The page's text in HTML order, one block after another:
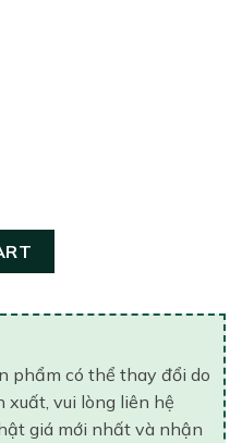
phẩm có thể thay đổi do
xuất, vui lòng liên hệ
giá mới nhất và nhận